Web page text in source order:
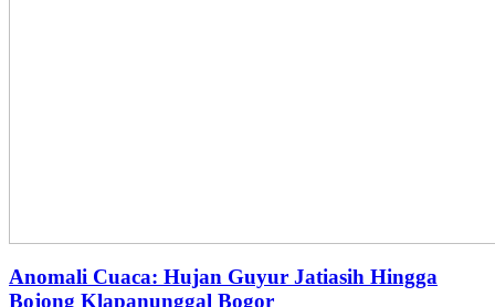
Anomali Cuaca: Hujan Guyur Jatiasih Hingga
Bojong Klapanunggal Bogor